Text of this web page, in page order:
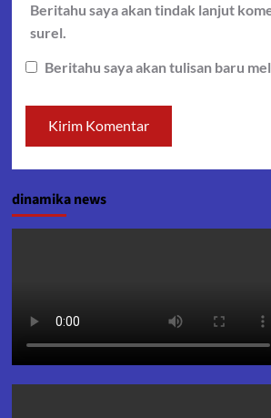
Beritahu saya akan tindak lanjut
surel.
Beritahu saya akan tulisan baru
dinamika news